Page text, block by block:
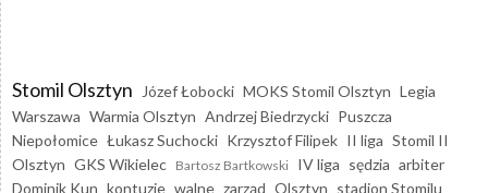
Stomil Olsztyn Józef Łobocki MOKS Stomil Olsztyn Legia
Warszawa Warmia Olsztyn Andrzej Biedrzycki Puszcza
Niepołomice Łukasz Suchocki Krzysztof Filipek II liga Stomil II
Olsztyn GKS Wikielec Bartosz Bartkowski IV liga sędzia arbiter
Dominik Kun kontuzje walne zarząd Olsztyn stadion Stomilu